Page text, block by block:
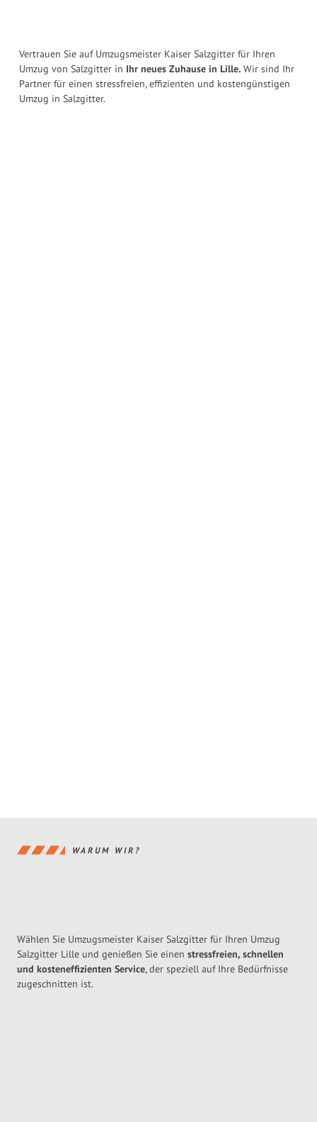
Vertrauen Sie auf Umzugsmeister Kaiser Salzgitter für Ihren
Umzug von Salzgitter in Ihr neues Zuhause in Lille. Wir sind Ihr
Partner für einen stressfreien, effizienten und kostengünstigen
Umzug in Salzgitter.
WARUM WIR?
Wählen Sie Umzugsmeister Kaiser Salzgitter für Ihren Umzug
Salzgitter Lille und genießen Sie einen stressfreien, schnellen
und kosteneffizienten Service, der speziell auf Ihre Bedürfnisse
zugeschnitten ist.